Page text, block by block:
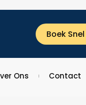
Boek
Ons Contact